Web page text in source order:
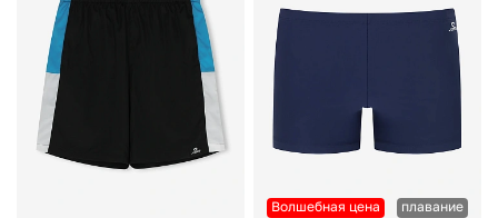
Волшебная цена плавание